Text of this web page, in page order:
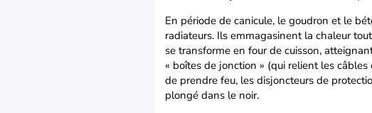
En période de canicule, le goudron et le
radiateurs. Ils emmagasinent la chaleur
se transforme en four de cuisson,
« boîtes de jonction » (qui relient les
de prendre feu, les disjoncteurs de
plongé dans le noir.